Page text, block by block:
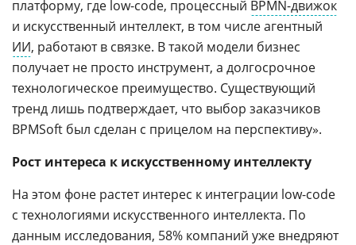
платформу, где low-code, процессный BPMN-движок
и искусственный интеллект, в том числе агентный
ИИ, работают в связке. В такой модели бизнес
получает не просто инструмент, а долгосрочное
технологическое преимущество. Существующий
тренд лишь подтверждает, что выбор заказчиков
BPMSoft был сделан с прицелом на перспективу».
Рост интереса к искусственному интеллекту
На этом фоне растет интерес к интеграции low-code
с технологиями искусственного интеллекта. По
данным исследования, 58% компаний уже внедряют